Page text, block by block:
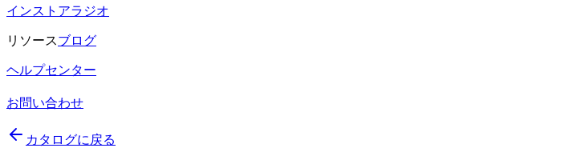
インストアラジオ
リソースブログ
ヘルプセンター
お問い合わせ
カタログに戻る